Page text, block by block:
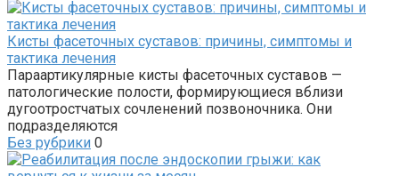
Кисты фасеточных суставов: причины, симптомы и
тактика лечения
Параартикулярные кисты фасеточных суставов —
патологические полости, формирующиеся вблизи
дугоотростчатых сочленений позвоночника. Они
подразделяются
Без рубрики 0